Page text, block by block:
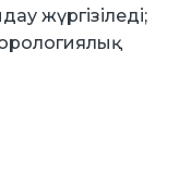
жүргізіледі;